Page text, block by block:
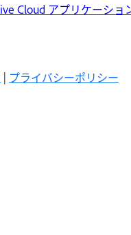
Cloud アプリケーショ
| プライバシーポリシー